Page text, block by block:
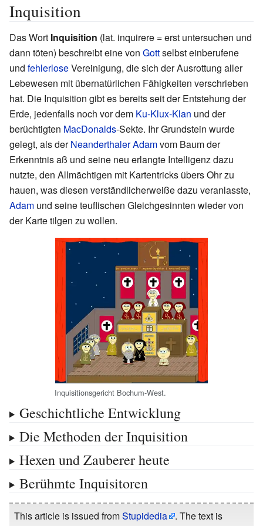
Inquisition
Das Wort Inquisition (lat. inquirere = erst untersuchen und
dann töten) beschreibt eine von Gottselbst einberufene
und fehlerloseVereinigung, die sich der Ausrottung aller
Lebewesen mit übernatürlichen Fähigkeiten verschrieben
hat. Die Inquisition gibt es bereits seit der Entstehung der
Erde, jedenfalls noch vor dem Ku-Klux-Klan und der
berüchtigten MacDonalds-Sekte. Ihr Grundstein wurde
gelegt, als derNeanderthalerAdamvom Baum der
Erkenntnis aß und seine neu erlangte Intelligenz dazu
nutzte, den Allmächtigen mit Kartentricks übers Ohr zu
hauen, was diesen verständlicherweiße dazu veranlasste,
Adam und seine teuflischen Gleichgesinnten wieder von
der Karte tilgen zu wollen.
Inquisitionsgericht Bochum-West.
Geschichtliche Entwicklung
Die Methoden der Inquisition
Hexen und Zauberer heute
Berühmte Inquisitoren
This article is issued fromStupidedia
. The text is